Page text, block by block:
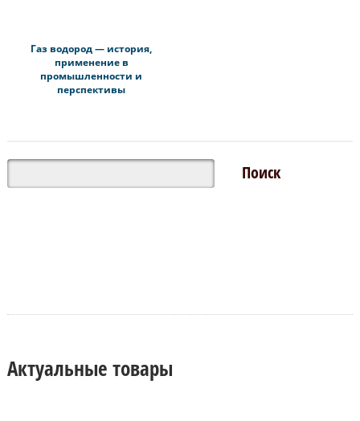
Газ водород — история,
применение в
промышленности и
перспективы
Актуальные товары